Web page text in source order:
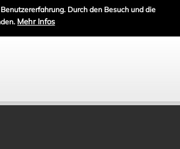
Durch den Besuch und die
Mehr Infos